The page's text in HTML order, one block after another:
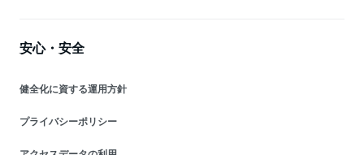
安心・安全
健全化に資する運用方針
プライバシーポリシー